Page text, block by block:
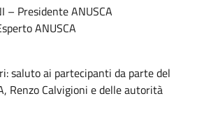
– Presidente ANUSCA
ANUSCA
saluto ai partecipanti da parte del
Renzo Calvigioni e delle autorità